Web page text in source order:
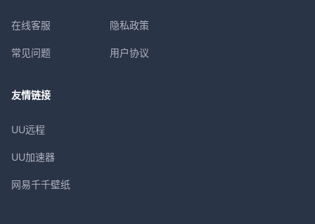
在线客服
常见问题
隐私政策
用户协议
友情链接
UU远程
UU加速器
网易千千壁纸